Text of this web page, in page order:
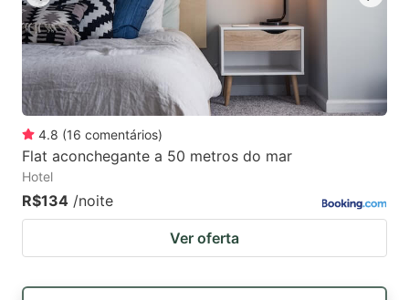
4.8 (16 comentários)
Flat aconchegante a 50 metros do mar
Hotel
R$134 /noite
Ver oferta